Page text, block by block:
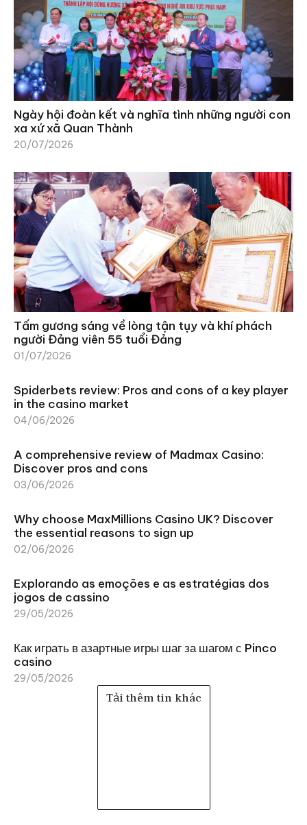
Ngày hội đoàn kết và nghĩa tình những người con
xa xứ xã Quan Thành
20/07/2026
Tấm gương sáng về lòng tận tụy và khí phách
người Đảng viên 55 tuổi Đảng
01/07/2026
Spiderbets review: Pros and cons of a key player
in the casino market
04/06/2026
A comprehensive review of Madmax Casino:
Discover pros and cons
03/06/2026
Why choose MaxMillions Casino UK? Discover
the essential reasons to sign up
02/06/2026
Explorando as emoções e as estratégias dos
jogos de cassino
29/05/2026
Как играть в азартные игры шаг за шагом с Pinco
casino
29/05/2026
Tải thêm tin khác